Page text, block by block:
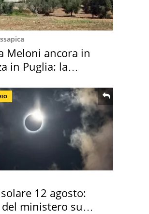
Meloni ancora in
in Puglia: la
12 agosto:
del ministero su